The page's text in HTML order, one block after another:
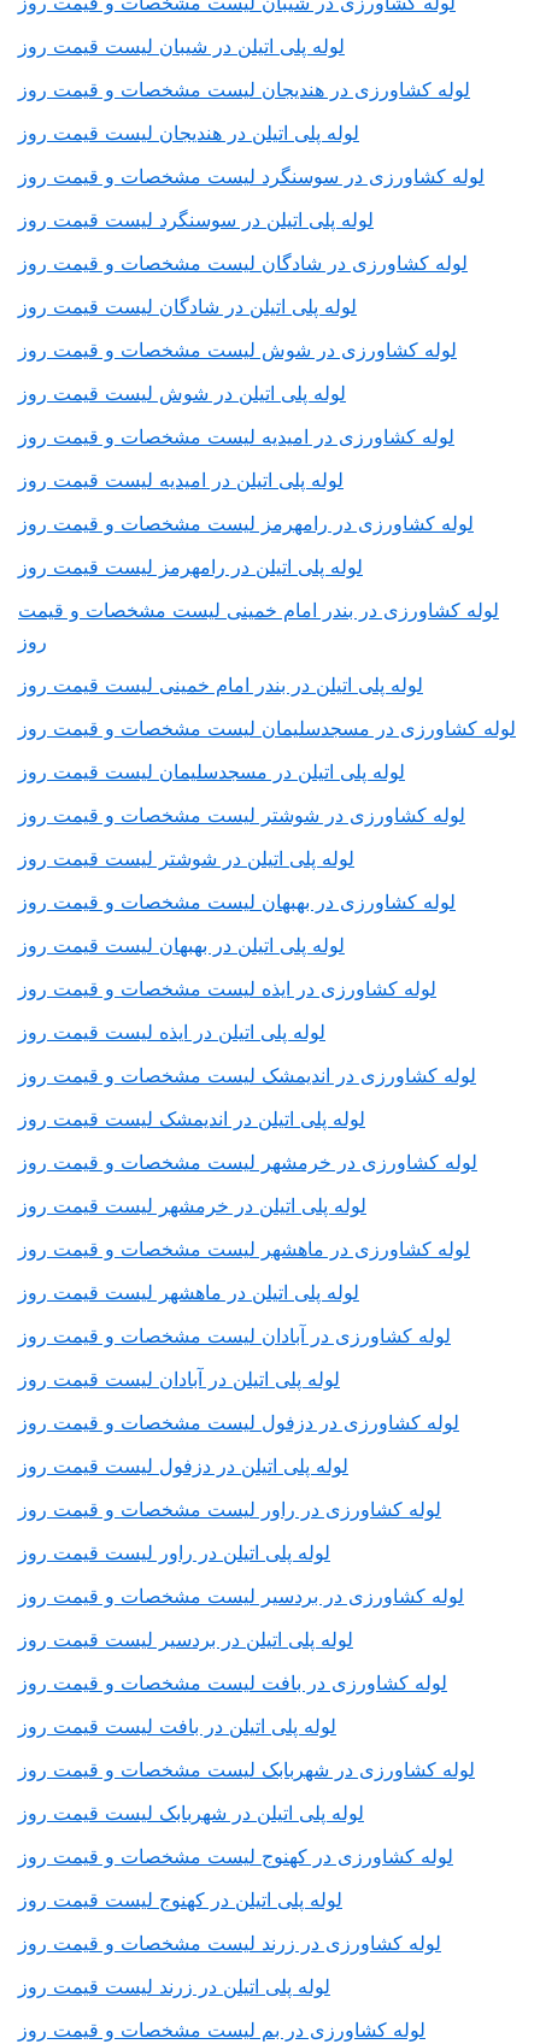
لوله پلی اتیلن در شیبان لیست قیمت روز
لوله کشاورزی در هندیجان لیست مشخصات و قیمت روز
لوله پلی اتیلن در هندیجان لیست قیمت روز
لوله کشاورزی در سوسنگرد لیست مشخصات و قیمت روز
لوله پلی اتیلن در سوسنگرد لیست قیمت روز
لوله کشاورزی در شادگان لیست مشخصات و قیمت روز
لوله پلی اتیلن در شادگان لیست قیمت روز
لوله کشاورزی در شوش لیست مشخصات و قیمت روز
لوله پلی اتیلن در شوش لیست قیمت روز
لوله کشاورزی در امیدیه لیست مشخصات و قیمت روز
لوله پلی اتیلن در امیدیه لیست قیمت روز
لوله کشاورزی در رامهرمز لیست مشخصات و قیمت روز
لوله پلی اتیلن در رامهرمز لیست قیمت روز
لوله کشاورزی در بندر امام خمینی لیست مشخصات و قیمت
روز
لوله پلی اتیلن در بندر امام خمینی لیست قیمت روز
لوله کشاورزی در مسجدسلیمان لیست مشخصات و قیمت روز
لوله پلی اتیلن در مسجدسلیمان لیست قیمت روز
لوله کشاورزی در شوشتر لیست مشخصات و قیمت روز
لوله پلی اتیلن در شوشتر لیست قیمت روز
لوله کشاورزی در بهبهان لیست مشخصات و قیمت روز
لوله پلی اتیلن در بهبهان لیست قیمت روز
لوله کشاورزی در ایذه لیست مشخصات و قیمت روز
لوله پلی اتیلن در ایذه لیست قیمت روز
لوله کشاورزی در اندیمشک لیست مشخصات و قیمت روز
لوله پلی اتیلن در اندیمشک لیست قیمت روز
لوله کشاورزی در خرمشهر لیست مشخصات و قیمت روز
لوله پلی اتیلن در خرمشهر لیست قیمت روز
لوله کشاورزی در ماهشهر لیست مشخصات و قیمت روز
لوله پلی اتیلن در ماهشهر لیست قیمت روز
لوله کشاورزی در آبادان لیست مشخصات و قیمت روز
لوله پلی اتیلن در آبادان لیست قیمت روز
لوله کشاورزی در دزفول لیست مشخصات و قیمت روز
لوله پلی اتیلن در دزفول لیست قیمت روز
لوله کشاورزی در راور لیست مشخصات و قیمت روز
لوله پلی اتیلن در راور لیست قیمت روز
لوله کشاورزی در بردسیر لیست مشخصات و قیمت روز
لوله پلی اتیلن در بردسیر لیست قیمت روز
لوله کشاورزی در بافت لیست مشخصات و قیمت روز
لوله پلی اتیلن در بافت لیست قیمت روز
لوله کشاورزی در شهربابک لیست مشخصات و قیمت روز
لوله پلی اتیلن در شهربابک لیست قیمت روز
لوله کشاورزی در کهنوج لیست مشخصات و قیمت روز
لوله پلی اتیلن در کهنوج لیست قیمت روز
لوله کشاورزی در زرند لیست مشخصات و قیمت روز
لوله پلی اتیلن در زرند لیست قیمت روز
لوله کشاورزی در بم لیست مشخصات و قیمت روز